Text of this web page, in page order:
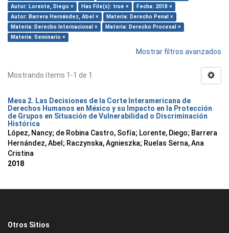
Autor: Lorente, Diego ×
Has File(s): true ×
Fecha: 2018 ×
Autor: Barrera Hernández, Abel ×
Materia: Derecho Penal ×
Materia: Derecho Internacional ×
Materia: Derecho Procesal ×
Materia: Seminario ×
Mostrar filtros avanzados
Mostrando ítems 1-1 de 1
Mesa 2. Las Decisiones de la Corte Interamericana de
Derechos Humanos en México y su Impacto en la Protección
de Grupos en Situación de Vulnerabilidad o Discriminación
Histórica
López, Nancy; de Robina Castro, Sofía; Lorente, Diego; Barrera
Hernández, Abel ; Raczynska, Agnieszka; Ruelas Serna, Ana
Cristina
2018
Otros Sitios